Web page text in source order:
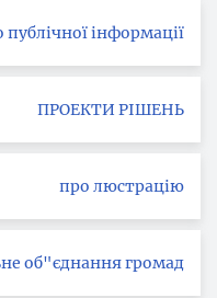
публічної інформації
ПРОЕКТИ РІШЕНЬ
про люстрацію
об"єднання громад